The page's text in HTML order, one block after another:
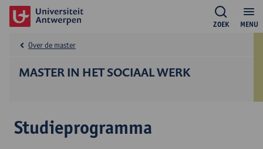
MENU
ZOEK
MASTER IN HET SOCIAAL WERK
Over de master
Studieprogramma